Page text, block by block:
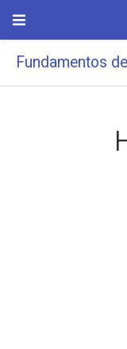
Fundamentos